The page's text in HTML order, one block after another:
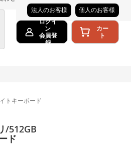
法人のお客様
個人のお客様
ログイ
ン
会員登
録
カー
ト
トキーボード
/512GB
ド